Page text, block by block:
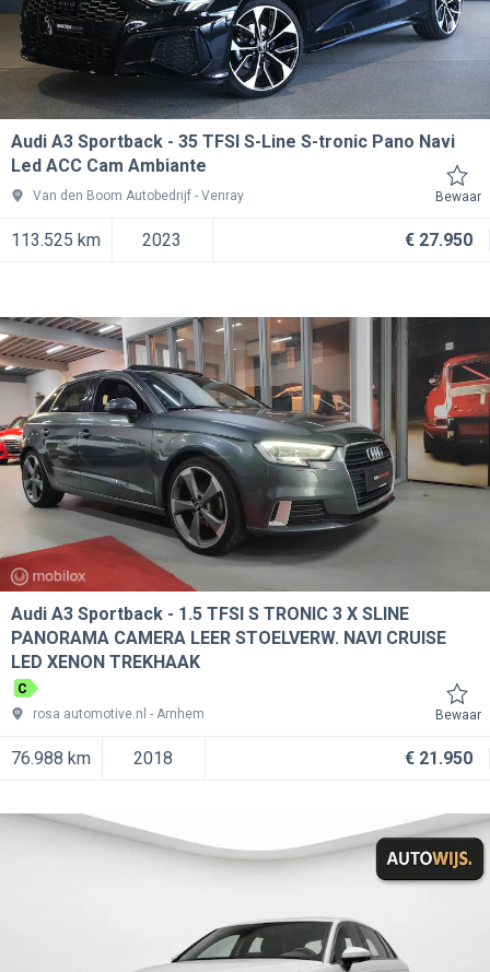
Audi A3 Sportback
35 TFSI S-Line S-tronic Pano Navi
Led ACC Cam Ambiante
Van den Boom Autobedrijf Venray Bewaar
113.525 km 2023 € 27.950
Audi A3 Sportback
1.5 TFSI S TRONIC 3 X SLINE
PANORAMA CAMERA LEER STOELVERW. NAVI CRUISE
LED XENON TREKHAAK
C
rosa automotive.nl
Arnhem Bewaar
76.988 km 2018 € 21.950